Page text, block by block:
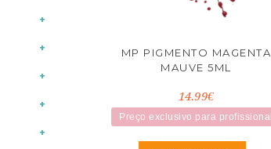
MP PIGMENTO MAGENTA
MAUVE 5ML
14.99€
Preço exclusivo para profissional